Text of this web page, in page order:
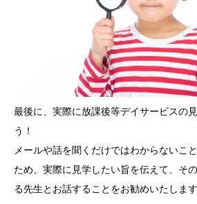
最後に、実際に放課後等デイサービスの
う！
メールや話を聞くだけではわからないこ
ため、実際に見学したい旨を伝えて、そ
る先生とお話することをお勧めいたします